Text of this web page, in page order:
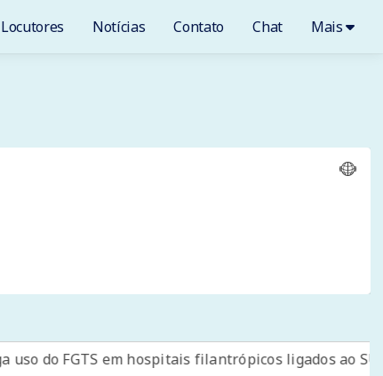
Locutores Notícias Contato Chat Mais
FGTS em hospitais filantrópicos ligados ao SUS